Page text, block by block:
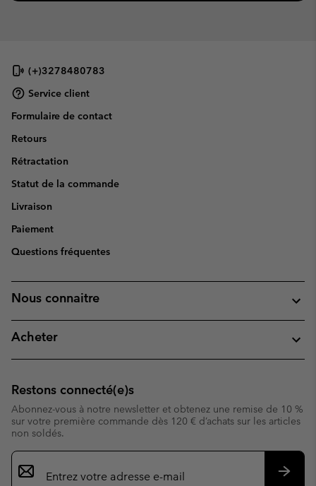
(+)3278480783
Service client
Formulaire de contact
Retours
Rétractation
Statut de la commande
Livraison
Paiement
Questions fréquentes
Nous connaitre
Acheter
Restons connecté(e)s
Abonnez-vous à notre newsletter et obtenez une remise de 10 %
sur votre première commande dès 120 € d’achats sur les articles
non soldés.
Inscription
par